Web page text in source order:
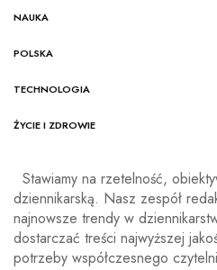
NAUKA
POLSKA
TECHNOLOGIA
ŻYCIE I ZDROWIE
Stawiamy na rzetelność,
dziennikarską. Nasz zespół
najnowsze trendy w
dostarczać treści najwyższej
potrzeby współczesnego